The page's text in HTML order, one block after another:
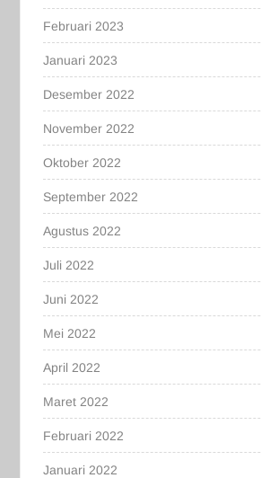
Februari 2023
Januari 2023
Desember 2022
November 2022
Oktober 2022
September 2022
Agustus 2022
Juli 2022
Juni 2022
Mei 2022
April 2022
Maret 2022
Februari 2022
Januari 2022